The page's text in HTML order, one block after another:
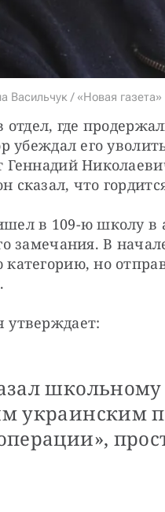
Васильчук / «Новая газета»
отдел, где
убеждал его
сказал, что
в 109-ю школу в
замечания. В
но
утверждает:
украинским